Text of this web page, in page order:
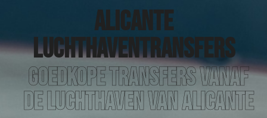
Alicante
Luchthaventransfers
Goedkope transfers vanaf
de luchthaven van Alicante